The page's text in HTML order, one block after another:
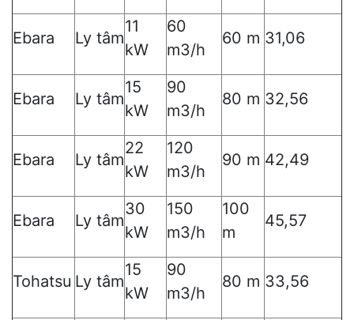
Ebara Ly tâm
11
kW
60
m3/h
60 m 31,06
Ebara Ly tâm
15
kW
90
m3/h
80 m 32,56
Ebara Ly tâm
22
kW
120
m3/h
90 m 42,49
Ebara Ly tâm
30
kW
150
m3/h
100
m
45,57
Tohatsu Ly tâm
15
kW
90
m3/h
80 m 33,56